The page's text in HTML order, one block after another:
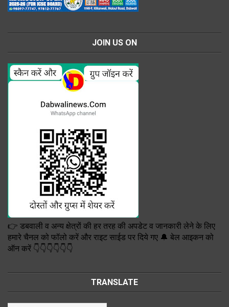
JOIN US ON
👉 डबवाली व अन्य क्षेत्रों की हर तरह की अपडेट व जानकारी लेने के लिए
हमारे चैनल को फॉलो करें और राइट साईड पर दिये गए 🔔 बेल आइकन को
ऑन करें 👇👇👇👇👇👇
TRANSLATE